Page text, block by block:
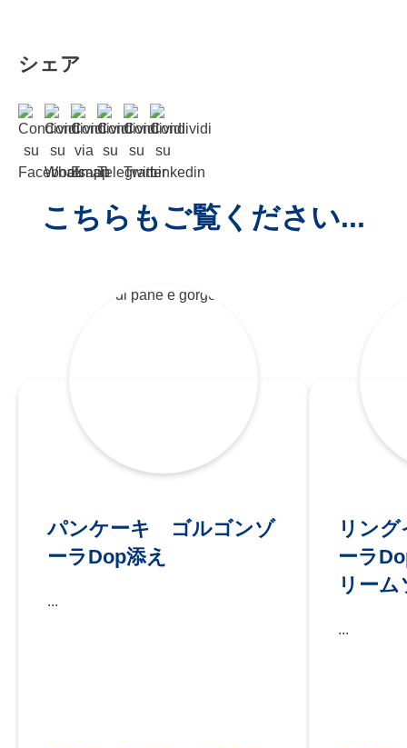
シェア
こちらもご覧ください...
パンケーキ ゴルゴンゾ
ーラDop添え
...
リン
ーラ
リー
...